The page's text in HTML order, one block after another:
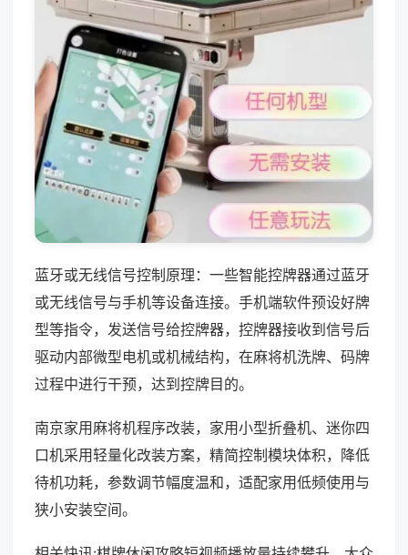
蓝牙或无线信号控制原理：一些智能控牌器通过蓝牙
或无线信号与手机等设备连接。手机端软件预设好牌
型等指令，发送信号给控牌器，控牌器接收到信号后
驱动内部微型电机或机械结构，在麻将机洗牌、码牌
过程中进行干预，达到控牌目的。
南京家用麻将机程序改装，家用小型折叠机、迷你四
口机采用轻量化改装方案，精简控制模块体积，降低
待机功耗，参数调节幅度温和，适配家用低频使用与
狭小安装空间。